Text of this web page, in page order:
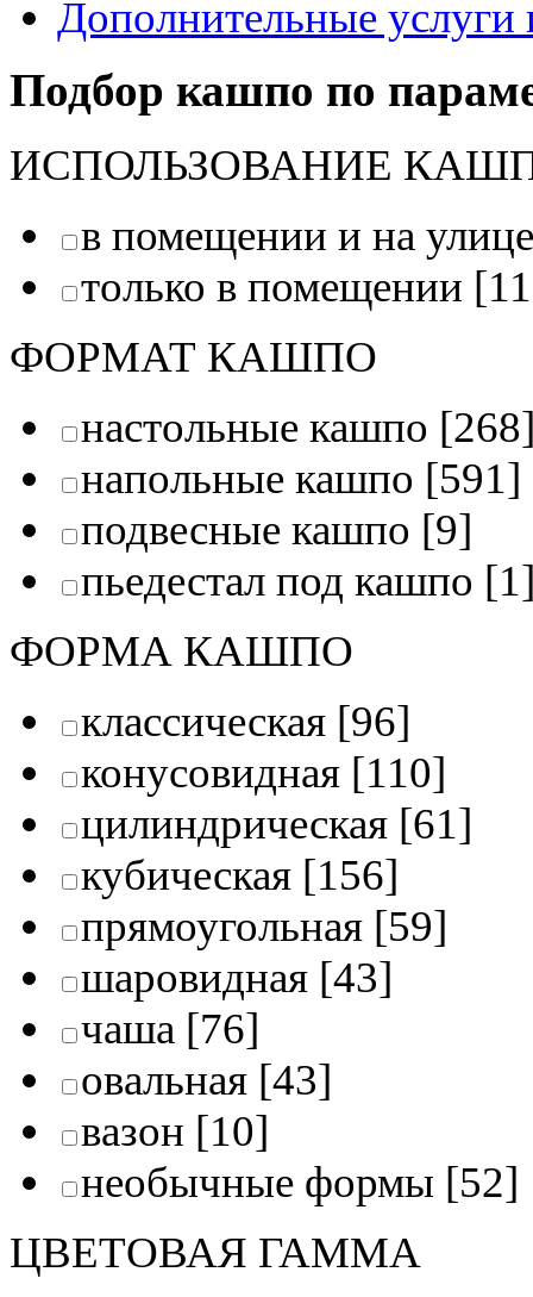
Дополнительные услуги
Подбор кашпо по
ИСПОЛЬЗОВАНИЕ
в помещении и на улице
только в помещении
ФОРМАТ КАШПО
настольные кашпо
напольные кашпо [591]
подвесные кашпо [9]
пьедестал под кашпо
ФОРМА КАШПО
классическая [96]
конусовидная [110]
цилиндрическая [61]
кубическая [156]
прямоугольная [59]
шаровидная [43]
чаша [76]
овальная [43]
вазон [10]
необычные формы [52]
ЦВЕТОВАЯ ГАММА